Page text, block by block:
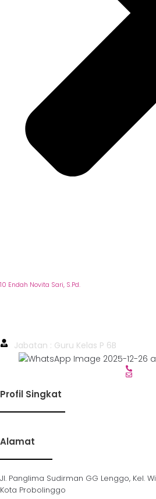
10 Endah Novita Sari, S.Pd.
Jabatan : Guru Kelas P 6B
Profil Singkat
Alamat
Jl. Panglima Sudirman GG Lenggo, Kel.
Kota Probolinggo